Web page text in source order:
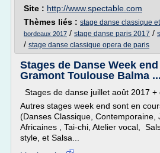
Site : http://www.spectable.com
Thèmes liés : stage danse classique
bordeaux 2017 / stage danse paris 2017 /
/ stage danse classique opera de paris
Stages de Danse Week
Gramont Toulouse Balma ...
Stages de danse juillet août 2017 +
Autres stages week end sont en
(Danses Classique, Contemporaine,
Africaines , Tai-chi, Atelier vocal,
style, et Salsa...